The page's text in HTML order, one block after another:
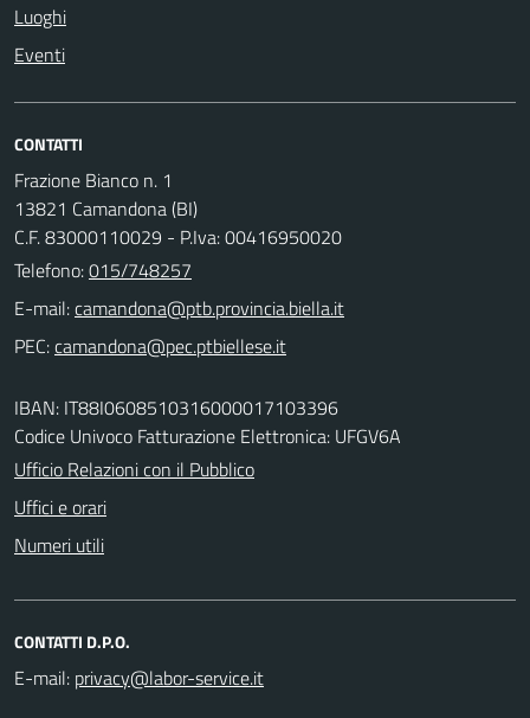
Luoghi
Eventi
CONTATTI
Frazione Bianco n. 1
13821 Camandona (BI)
C.F. 83000110029 - P.Iva: 00416950020
Telefono:015/748257
E-mail:
PEC:
IBAN: IT88I0608510316000017103396
Codice Univoco Fatturazione Elettronica: UFGV6A
Ufficio Relazioni con il Pubblico
Uffici e orari
Numeri utili
CONTATTI D.P.O.
E-mail: